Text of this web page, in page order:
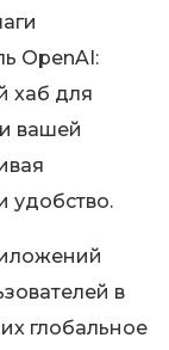
OpenAI:
хаб для
вашей
удобство.
в
глобальное